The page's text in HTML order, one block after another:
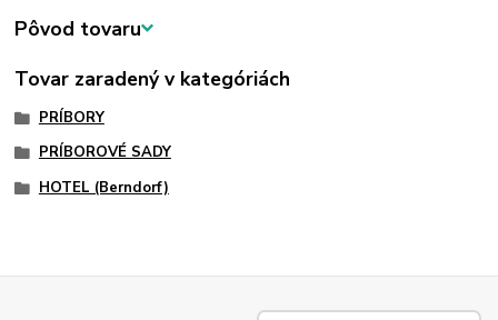
Pôvod tovaru
Tovar zaradený v kategóriách
PRÍBORY
PRÍBOROVÉ SADY
HOTEL (Berndorf)